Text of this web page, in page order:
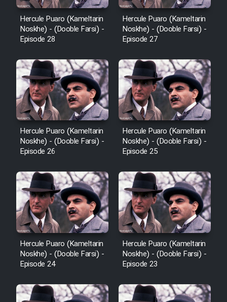
Film Alpagoor (Dooble Farsi)
Film Herfeyi (Dooble Farsi)
Mostanad Margbartarin
Heyvanat Donya - Dooble Farsi
Film Toofangar (Dooble Farsi)
Film Velgarde Vahshi (Dooble
Hercule Puaro (Kameltarin
Noskhe) - (Dooble Farsi) -
Episode 28
Hercule Puaro (Kameltarin
Noskhe) - (Dooble Farsi) -
Episode 27
Hercule Puaro (Kameltarin
Noskhe) - (Dooble Farsi) -
Episode 26
Hercule Puaro (Kameltarin
Noskhe) - (Dooble Farsi) -
Episode 25
Hercule Puaro (Kameltarin
Noskhe) - (Dooble Farsi) -
Episode 24
Hercule Puaro (Kameltarin
Noskhe) - (Dooble Farsi) -
Episode 23